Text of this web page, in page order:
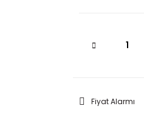
Fiyat Alarmı